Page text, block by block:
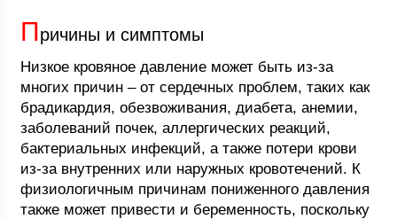
Причины и симптомы
Низкое кровяное давление может быть из-за
многих причин – от сердечных проблем, таких как
брадикардия, обезвоживания, диабета, анемии,
заболеваний почек, аллергических реакций,
бактериальных инфекций, а также потери крови
из-за внутренних или наружных кровотечений. К
физиологичным причинам пониженного давления
также может привести и беременность, поскольку